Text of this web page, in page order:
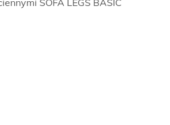
SOFA LEGS BASIC